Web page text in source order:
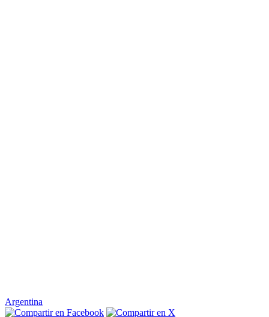
Argentina